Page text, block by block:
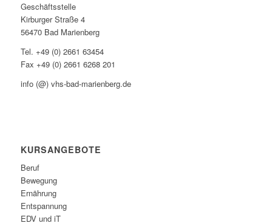
Geschäftsstelle
Kirburger Straße 4
56470 Bad Marienberg
Tel. +49 (0) 2661 63454
Fax +49 (0) 2661 6268 201
info (@) vhs-bad-marienberg.de
KURSANGEBOTE
Beruf
Bewegung
Ernährung
Entspannung
EDV und iT